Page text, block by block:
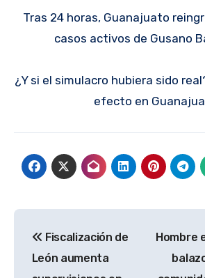
Tras 24 horas, Guanajuato
casos activos de Gusano
¿Y si el simulacro hubiera sido
efecto en
de
Fiscalización de
León aumenta
Hombre